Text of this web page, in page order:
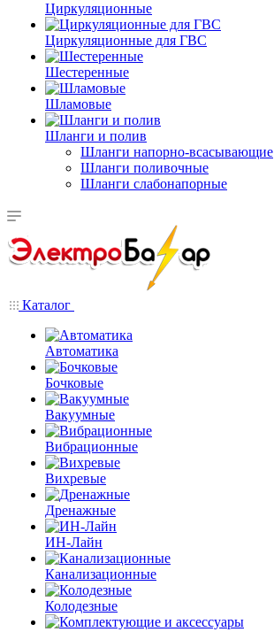
Циркуляционные
Циркуляционные для ГВС
Шестеренные
Шламовые
Шланги и полив
Шланги напорно-всасывающие
Шланги поливочные
Шланги слабонапорные
Каталог
Автоматика
Бочковые
Вакуумные
Вибрационные
Вихревые
Дренажные
ИН-Лайн
Канализационные
Колодезные